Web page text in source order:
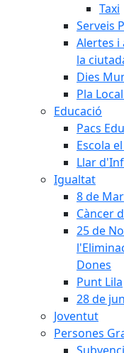
Taxi
Serveis
Alertes i
la
Dies
Pla
Educació
Pacs
Escola
Llar
Igualtat
8 de
Càncer
25 de
Dones
Punt Lila
28 de
Joventut
Persones